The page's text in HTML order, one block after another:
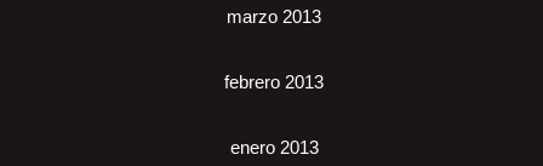
marzo 2013
febrero 2013
enero 2013